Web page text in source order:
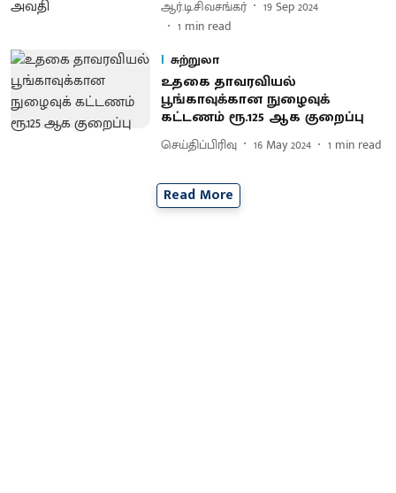
ஆர்.டி.சிவசங்கர்
19 Sep 2024
1 min read
சுற்றுலா
உதகை தாவரவியல்
பூங்காவுக்கான நுழைவுக்
கட்டணம் ரூ.125 ஆக குறைப்பு
செய்திப்பிரிவு 16 May 2024 1 min read
Read More